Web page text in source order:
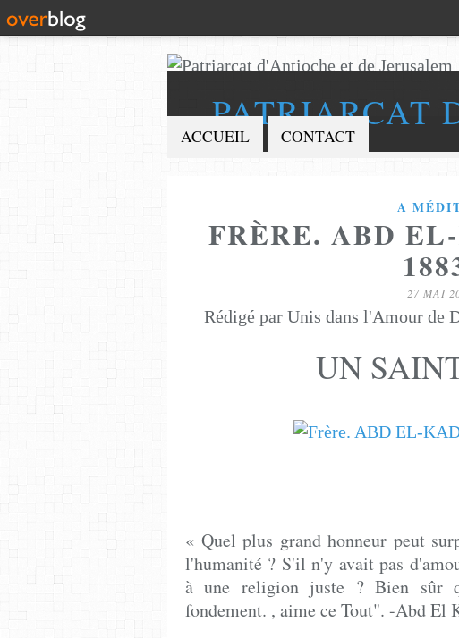
PATRIARCAT
ACCUEIL CONTACT
A
FRÈRE. ABD
27 MAI
Rédigé par Unis dans l'Amour de
UN
« Quel plus grand honneur peut
l'humanité ? S'il n'y avait pas
à une religion juste ? Bien sûr
fondement. , aime ce Tout". -Abd El